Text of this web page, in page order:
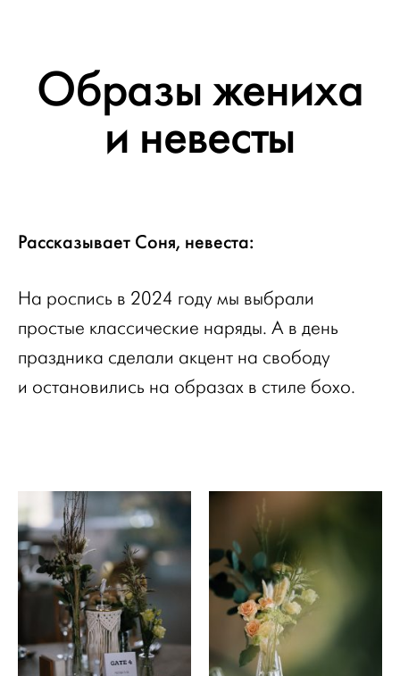
Образы жениха
и невесты
Рассказывает Соня, невеста:
На роспись в 2024 году мы выбрали
простые классические наряды. А в день
праздника сделали акцент на свободу
и остановились на образах в стиле бохо.